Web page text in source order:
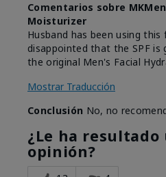
Comentarios sobre
Moisturizer
Husband has been using
disappointed that the SPF is
the original Men's Facial
Mostrar Traducción
Conclusión No, no
¿Le ha
opinión?